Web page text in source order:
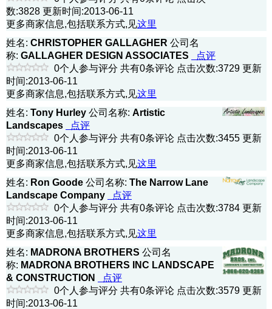
数:3828 更新时间:2013-06-11
更多商家信息,包括联系方式,见这里
姓名: CHRISTOPHER GALLAGHER 公司名
称: GALLAGHER DESIGN ASSOCIATES
点评
0个人参与评分 共有0条评论 点击次数:3729 更新
时间:2013-06-11
更多商家信息,包括联系方式,见这里
姓名: Tony Hurley 公司名称: Artistic
Landscapes
点评
0个人参与评分 共有0条评论 点击次数:3455 更新
时间:2013-06-11
更多商家信息,包括联系方式,见这里
姓名: Ron Goode 公司名称: The Narrow Lane
Landscape Company
点评
0个人参与评分 共有0条评论 点击次数:3784 更新
时间:2013-06-11
更多商家信息,包括联系方式,见这里
姓名: MADRONA BROTHERS 公司名
称: MADRONA BROTHERS INC LANDSCAPE
& CONSTRUCTION
点评
0个人参与评分 共有0条评论 点击次数:3579 更新
时间:2013-06-11